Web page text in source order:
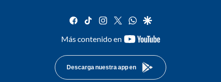
facebook
tiktok instagram
twitterwhatsapp
google
Más contenido en
youtube-
Descarga nuestra app en